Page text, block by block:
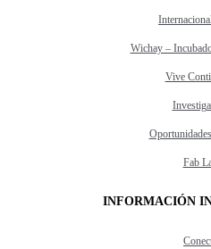
Wichay –
Vive
Fab
INFORMACIÓN